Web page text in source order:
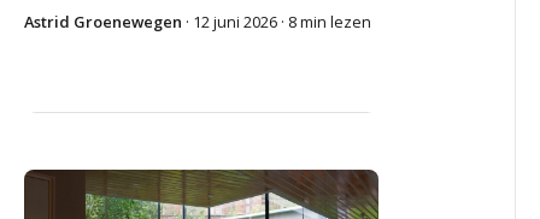
Astrid Groenewegen · 12 juni 2026 · 8 min lezen